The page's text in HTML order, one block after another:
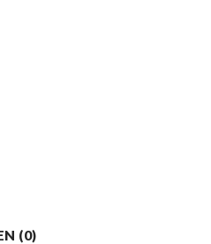
(0)